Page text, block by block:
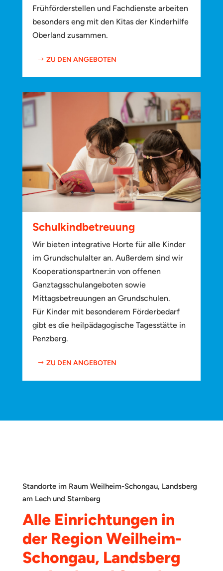
Frühförderstellen und Fachdienste arbeiten
besonders eng mit den Kitas der Kinderhilfe
Oberland zusammen.
ZU DEN ANGEBOTEN
Schulkindbetreuung
Wir bieten integrative Horte für alle Kinder
im Grundschulalter an. Außerdem sind wir
Kooperationspartner:in von offenen
Ganztagsschulangeboten sowie
Mittagsbetreuungen an Grundschulen.
Für Kinder mit besonderem Förderbedarf
gibt es die heilpädagogische Tagesstätte in
Penzberg.
ZU DEN ANGEBOTEN
Standorte im Raum Weilheim-Schongau, Landsberg
am Lech und Starnberg
Alle Einrichtungen in
der Region Weilheim-
Schongau, Landsberg